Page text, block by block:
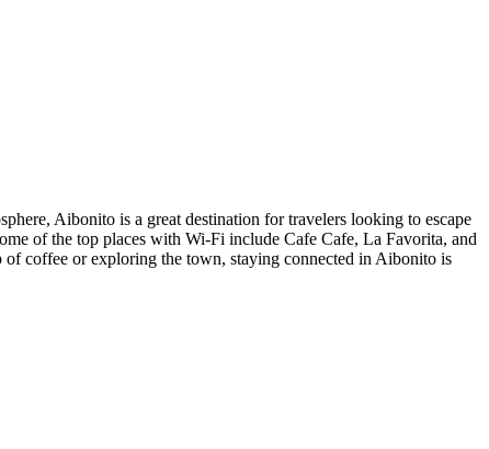
Aibonito is a great destination for travelers looking to escape
of the top places with Wi-Fi include Cafe Cafe, La Favorita, and
coffee or exploring the town, staying connected in Aibonito is